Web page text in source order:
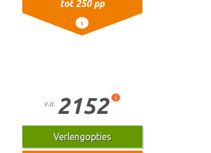
tot 250 pp
i
v.a. 2152 i
Verlengopties